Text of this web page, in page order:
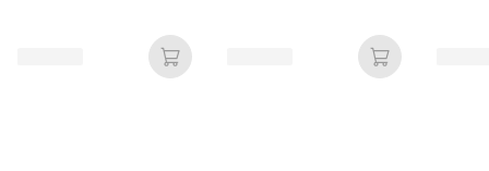
Ajouter au panier Ajouter au